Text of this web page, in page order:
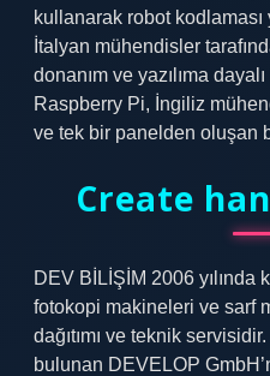
kullanarak robot
İtalyan mühendisler
donanım ve yazılıma
Raspberry Pi, İngiliz
ve tek bir panelden oluşan
Create
DEV BİLİŞİM 2006 yılında
fotokopi makineleri ve sarf
dağıtımı ve teknik
bulunan DEVELOP